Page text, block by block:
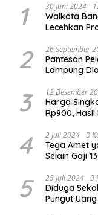
1 30 Juni 2024
Walkota
Lecehkan
2 26 September
Pantesan
Lampung
3 12 Desember
Harga
Rp900,
Lampung
4 2 Juli 2024 3
Tega Amet
Selain Gaji
Dibayar
5 25 Juli 2024 3
Diduga
Pungut